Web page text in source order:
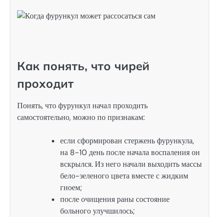
Как понять, что чирей
проходит
Понять, что фурункул начал проходить
самостоятельно, можно по признакам:
если сформирован стержень фурункула,
на 8-10 день после начала воспаления он
вскрылся. Из него начали выходить массы
бело-зеленого цвета вместе с жидким
гноем;
после очищения раны состояние
больного улучшилось;